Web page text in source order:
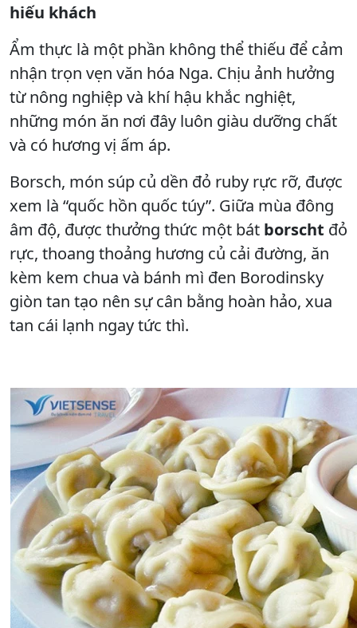
hiếu khách
Ẩm thực là một phần không thể thiếu để cảm
nhận trọn vẹn văn hóa Nga. Chịu ảnh hưởng
từ nông nghiệp và khí hậu khắc nghiệt,
những món ăn nơi đây luôn giàu dưỡng chất
và có hương vị ấm áp.
Borsch, món súp củ dền đỏ ruby rực rỡ, được
xem là “quốc hồn quốc túy”. Giữa mùa đông
âm độ, được thưởng thức một bát borscht đỏ
rực, thoang thoảng hương củ cải đường, ăn
kèm kem chua và bánh mì đen Borodinsky
giòn tan tạo nên sự cân bằng hoàn hảo, xua
tan cái lạnh ngay tức thì.